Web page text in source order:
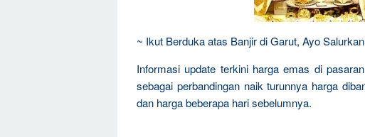
~ Ikut Berduka atas Banjir di Garut, Ayo
Informasi update terkini harga emas di
sebagai perbandingan naik turunnya harga
dan harga beberapa hari sebelumnya.